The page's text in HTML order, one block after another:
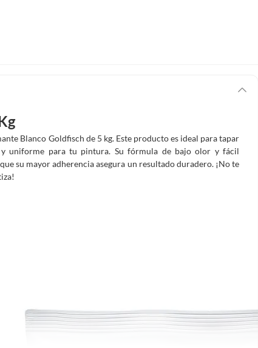
Blanco Goldfisch de 5 kg. Este producto es ideal para tapar
uniforme para tu pintura. Su fórmula de bajo olor y fácil
su mayor adherencia asegura un resultado duradero. ¡No te